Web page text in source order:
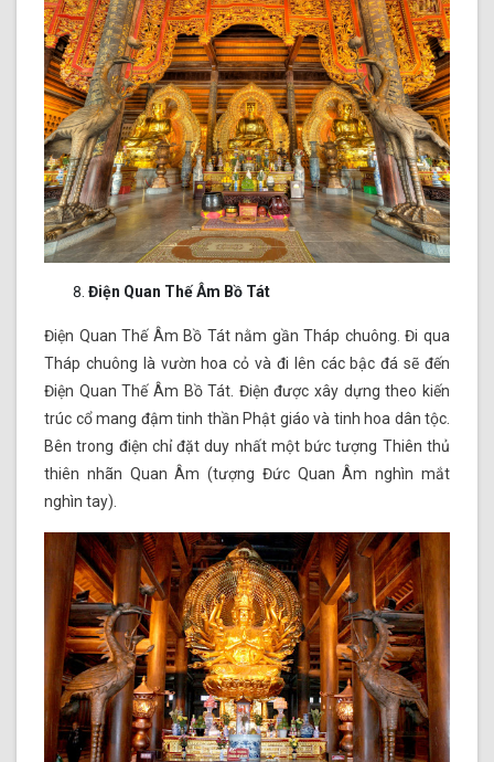
Điện Quan Thế Âm Bồ Tát
Điện Quan Thế Âm Bồ Tát nằm gần Tháp chuông. Đi qua
Tháp chuông là vườn hoa cỏ và đi lên các bậc đá sẽ đến
Điện Quan Thế Âm Bồ Tát. Điện được xây dựng theo kiến
trúc cổ mang đậm tinh thần Phật giáo và tinh hoa dân tộc.
Bên trong điện chỉ đặt duy nhất một bức tượng Thiên thủ
thiên nhãn Quan Âm (tượng Đức Quan Âm nghìn mắt
nghìn tay).